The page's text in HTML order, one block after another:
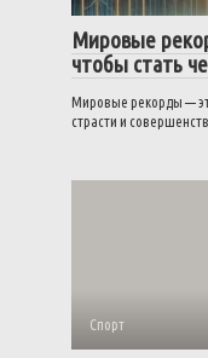
Мировые
чтобы стать
Мировые рекорды —
страсти и
Спорт